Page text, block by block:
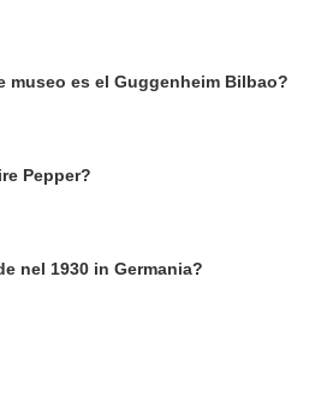
museo es el Guggenheim Bilbao?
Pepper?
nel 1930 in Germania?